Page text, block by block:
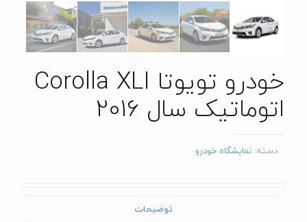
خودرو تویوتا Corolla XLI
اتوماتیک سال 2016
دسته: نمایشگاه خودرو
توضیحات